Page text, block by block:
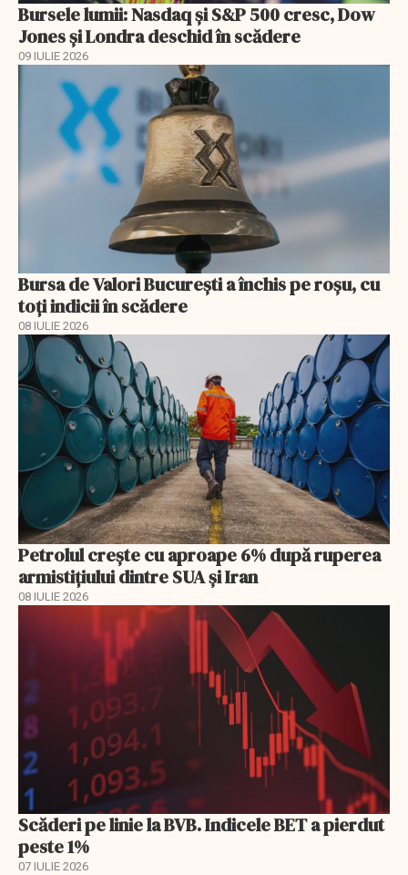
Bursele lumii: Nasdaq și S&P 500 cresc, Dow
Jones și Londra deschid în scădere
09 IULIE 2026
Bursa de Valori București a închis pe roșu, cu
toți indicii în scădere
08 IULIE 2026
Petrolul crește cu aproape 6% după ruperea
armistițiului dintre SUA și Iran
08 IULIE 2026
Scăderi pe linie la BVB. Indicele BET a pierdut
peste 1%
07 IULIE 2026